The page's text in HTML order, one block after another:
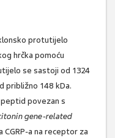
protutijelo
hrčka pomoću
se sastoji od 1324
približno 148 kDa.
povezan s
gene-related
a na receptor za